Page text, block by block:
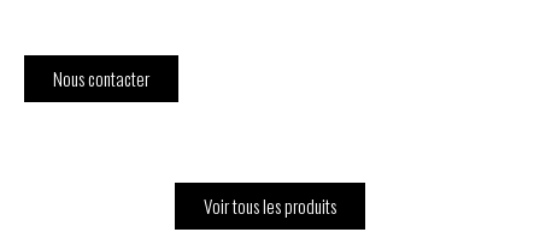
Nous contacter
Voir tous les produits